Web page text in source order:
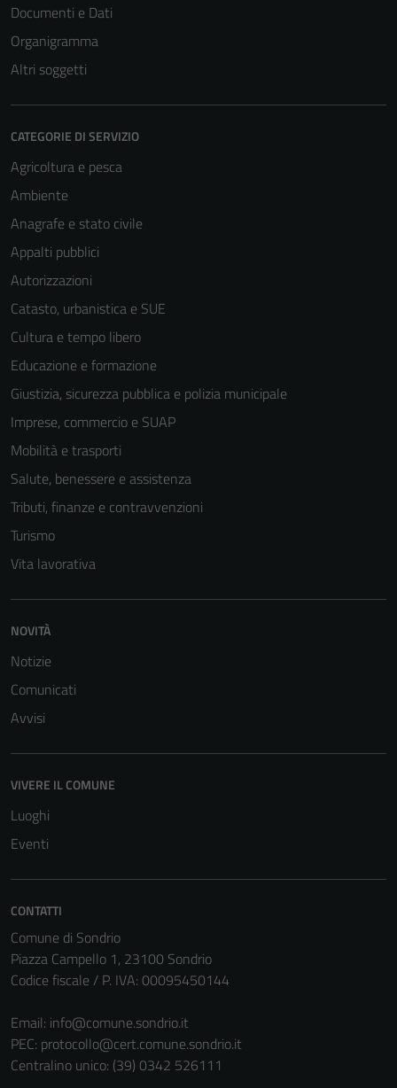
Documenti e Dati
Organigramma
Altri soggetti
CATEGORIE DI SERVIZIO
Agricoltura e pesca
Ambiente
Anagrafe e stato civile
Appalti pubblici
Autorizzazioni
Catasto, urbanistica e SUE
Cultura e tempo libero
Educazione e formazione
Giustizia, sicurezza pubblica e polizia municipale
Imprese, commercio e SUAP
Mobilità e trasporti
Salute, benessere e assistenza
Tributi, finanze e contravvenzioni
Turismo
Vita lavorativa
NOVITÀ
Notizie
Comunicati
Avvisi
VIVERE IL COMUNE
Luoghi
Eventi
CONTATTI
Comune di Sondrio
Piazza Campello 1, 23100 Sondrio
Codice fiscale / P. IVA: 00095450144
Email: info@comune.sondrio.it
PEC: protocollo@cert.comune.sondrio.it
Centralino unico: (39) 0342 526111
del sito e non